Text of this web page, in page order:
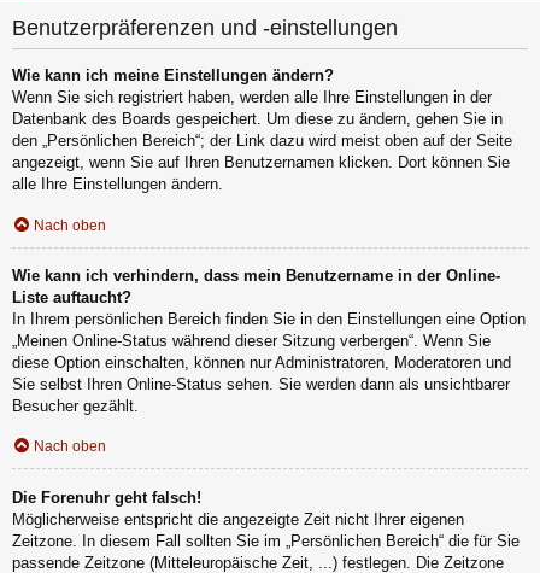
Benutzerpräferenzen und -einstellungen
Wie kann ich meine Einstellungen ändern?
Wenn Sie sich registriert haben, werden alle Ihre Einstellungen in der
Datenbank des Boards gespeichert. Um diese zu ändern, gehen Sie in
den „Persönlichen Bereich“; der Link dazu wird meist oben auf der Seite
angezeigt, wenn Sie auf Ihren Benutzernamen klicken. Dort können Sie
alle Ihre Einstellungen ändern.
Nach oben
Wie kann ich verhindern, dass mein Benutzername in der Online-
Liste auftaucht?
In Ihrem persönlichen Bereich finden Sie in den Einstellungen eine Option
„Meinen Online-Status während dieser Sitzung verbergen“. Wenn Sie
diese Option einschalten, können nur Administratoren, Moderatoren und
Sie selbst Ihren Online-Status sehen. Sie werden dann als unsichtbarer
Besucher gezählt.
Nach oben
Die Forenuhr geht falsch!
Möglicherweise entspricht die angezeigte Zeit nicht Ihrer eigenen
Zeitzone. In diesem Fall sollten Sie im „Persönlichen Bereich“ die für Sie
passende Zeitzone (Mitteleuropäische Zeit, ...) festlegen. Die Zeitzone